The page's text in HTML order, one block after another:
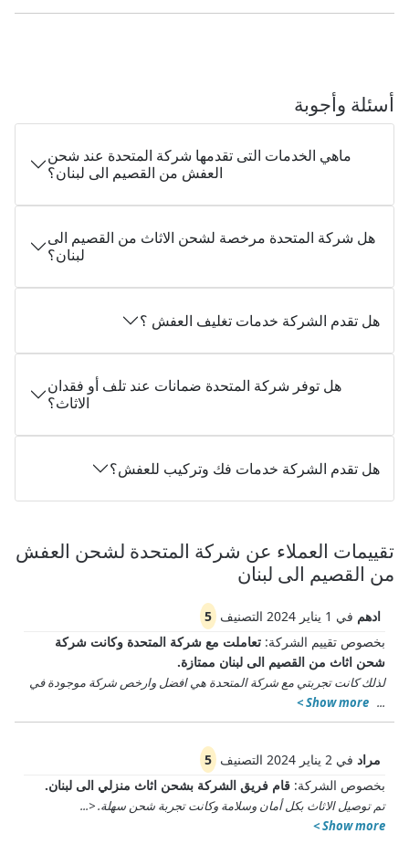
أسئلة وأجوبة
ماهي الخدمات التى تقدمها شركة المتحدة عند شحن
العفش من القصيم الى لبنان؟
هل شركة المتحدة مرخصة لشحن الاثاث من القصيم الى
لبنان؟
هل تقدم الشركة خدمات تغليف العفش ؟
هل توفر شركة المتحدة ضمانات عند تلف أو فقدان
الاثاث؟
هل تقدم الشركة خدمات فك وتركيب للعفش؟
تقييمات العملاء عن شركة المتحدة لشحن العفش
من القصيم الى لبنان
ادهم في 1 يناير 2024 التصنيف 5
بخصوص تقييم الشركة: تعاملت مع شركة المتحدة وكانت شركة
شحن اثاث من القصيم الى لبنان ممتازة.
لذلك كانت تجربتي مع شركة المتحدة هي افضل وارخص شركة موجودة في
...
Show more >
مراد في 2 يناير 2024 التصنيف 5
بخصوص الشركة: قام فريق الشركة بشحن اثاث منزلي الى لبنان.
تم توصيل الاثاث بكل أمان وسلامة وكانت تجربة شحن سهلة.<
...
Show more >